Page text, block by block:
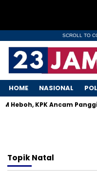
SCROLL TO
HOME NASIONAL
Heboh, KPK Ancam
TopikNatal